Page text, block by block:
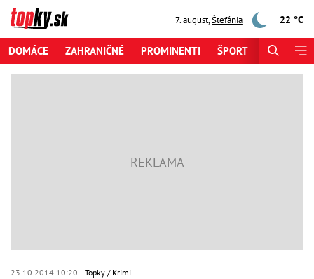
7. august,Štefánia 22 °C
DOMÁCE ZAHRANIČNÉ PROMINENTI ŠPORT
23.10.2014 10:20 Topky Krimi